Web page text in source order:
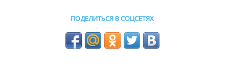
ПОДЕЛИТЬСЯ В СОЦСЕТЯХ